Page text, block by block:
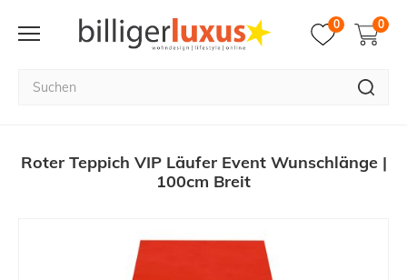
0 0
Roter Teppich VIP Läufer Event Wunschlänge |
100cm Breit